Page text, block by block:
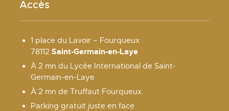
Accès
1 place du Lavoir – Fourqueux
78112Saint-Germain-en-Laye
À 2 mn du Lycée International de Saint-
Germain-en-Laye
À 2 mn de Truffaut Fourqueux
Parking gratuit juste en face